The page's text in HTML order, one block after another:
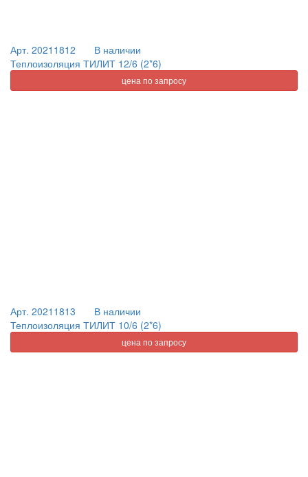
Арт. 20211812
В наличии
Теплоизоляция ТИЛИТ 12/6 (2*6)
цена по запросу
Арт. 20211813
В наличии
Теплоизоляция ТИЛИТ 10/6 (2*6)
цена по запросу